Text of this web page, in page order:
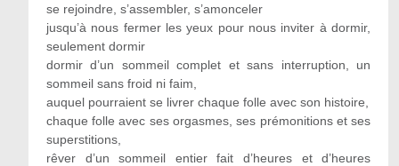
se rejoindre, s’assembler, s’amonceler
jusqu’à nous fermer les yeux pour nous inviter à dormir,
seulement dormir
dormir d’un sommeil complet et sans interruption, un
sommeil sans froid ni faim,
auquel pourraient se livrer chaque folle avec son histoire,
chaque folle avec ses orgasmes, ses prémonitions et ses
superstitions,
rêver d’un sommeil entier fait d’heures et d’heures